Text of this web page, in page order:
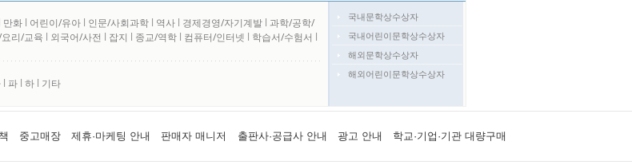
만화 l 어린이/유아 l 인문/사회과학 l 역사 l 경제경영/자기계발 l 과학/공학/
리/교육 l 외국어/사전 l 잡지 l 종교/역학 l 컴퓨터/인터넷 l 학습서/수험서 l
l 파 l 하 l 기타
국내문학상수상자
국내어린이문학상수상자
해외문학상수상자
해외어린이문학상수상자
중고매장 제휴·마케팅 안내 판매자 매니저 출판사·공급사 안내 광고 안내 학교·기업·기관 대량구매